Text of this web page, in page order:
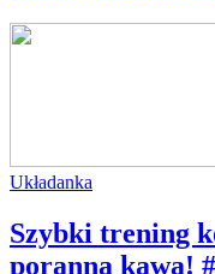
Układanka
Szybki trening
poranna kawa!